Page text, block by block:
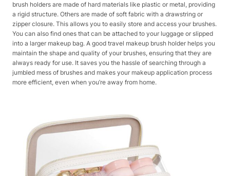
brush holders are made of hard materials like plastic or metal, providing
a rigid structure. Others are made of soft fabric with a drawstring or
zipper closure. This allows you to easily store and access your brushes.
You can also find ones that can be attached to your luggage or slipped
into a larger makeup bag. A good travel makeup brush holder helps you
maintain the shape and quality of your brushes, ensuring that they are
always ready for use. It saves you the hassle of searching through a
jumbled mess of brushes and makes your makeup application process
more efficient, even when you’re away from home.